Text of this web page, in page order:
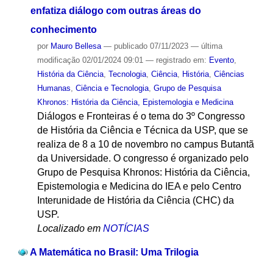
enfatiza diálogo com outras áreas do
conhecimento
por Mauro Bellesa — publicado07/11/2023 — última
modificação02/01/2024 09:01 — registrado em: Evento,
História da Ciência, Tecnologia, Ciência, História, Ciências
Humanas, Ciência e Tecnologia, Grupo de Pesquisa
Khronos: História da Ciência, Epistemologia e Medicina
Diálogos e Fronteiras é o tema do 3º Congresso
de História da Ciência e Técnica da USP, que se
realiza de 8 a 10 de novembro no campus Butantã
da Universidade. O congresso é organizado pelo
Grupo de Pesquisa Khronos: História da Ciência,
Epistemologia e Medicina do IEA e pelo Centro
Interunidade de História da Ciência (CHC) da
USP.
Localizado em NOTÍCIAS
A Matemática no Brasil: Uma Trilogia